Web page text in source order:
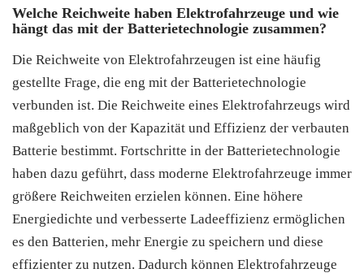
Welche Reichweite haben Elektrofahrzeuge und wie
hängt das mit der Batterietechnologie zusammen?
Die Reichweite von Elektrofahrzeugen ist eine häufig
gestellte Frage, die eng mit der Batterietechnologie
verbunden ist. Die Reichweite eines Elektrofahrzeugs wird
maßgeblich von der Kapazität und Effizienz der verbauten
Batterie bestimmt. Fortschritte in der Batterietechnologie
haben dazu geführt, dass moderne Elektrofahrzeuge immer
größere Reichweiten erzielen können. Eine höhere
Energiedichte und verbesserte Ladeeffizienz ermöglichen
es den Batterien, mehr Energie zu speichern und diese
effizienter zu nutzen. Dadurch können Elektrofahrzeuge